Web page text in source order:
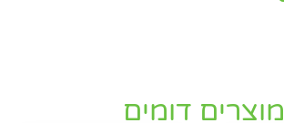
חפשו באתר
מוצרים דומים